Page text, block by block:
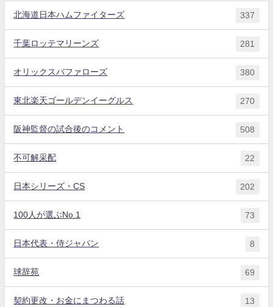
北海道日本ハムファイターズ 337
千葉ロッテマリーンズ 281
オリックスバファローズ 380
東北楽天ゴールデンイーグルス 270
阪神監督の試合後のコメント 508
不可解采配 22
日本シリーズ・CS 202
100人が選ぶNo.1 73
日本代表・侍ジャパン 8
球辞苑 69
契約更改・お金にまつわる話 13